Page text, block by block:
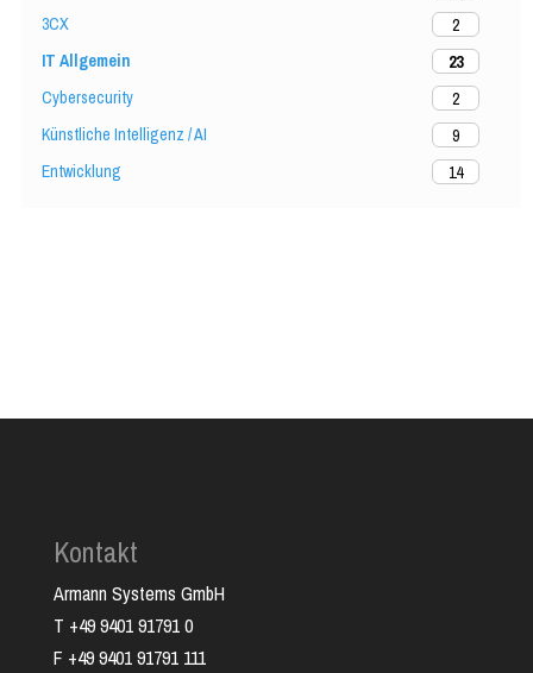
3CX
2
IT Allgemein
23
Cybersecurity
2
Künstliche Intelligenz / AI
9
Entwicklung
14
Kontakt
Armann Systems GmbH
T +49 9401 91791 0
F +49 9401 91791 111